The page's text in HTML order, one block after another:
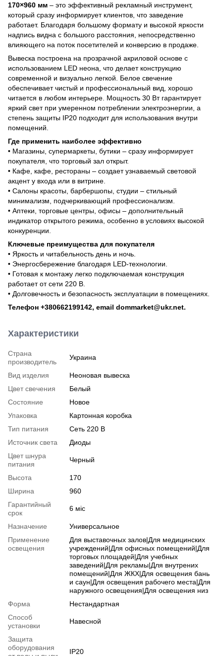
170×960 мм – это эффективный рекламный инструмент,
который сразу информирует клиентов, что заведение
работает. Благодаря большому формату и высокой яркости
надпись видна с большого расстояния, непосредственно
влияющего на поток посетителей и конверсию в продаже.
Вывеска построена на прозрачной акриловой основе с
использованием LED неона, что делает конструкцию
современной и визуально легкой. Белое свечение
обеспечивает чистый и профессиональный вид, хорошо
читается в любом интерьере. Мощность 30 Вт гарантирует
яркий свет при умеренном потреблении электроэнергии, а
степень защиты IP20 подходит для использования внутри
помещений.
Где применить наиболее эффективно
• Магазины, супермаркеты, бутики – сразу информирует
покупателя, что торговый зал открыт.
• Кафе, кафе, рестораны – создает узнаваемый световой
акцент у входа или в витрине.
• Салоны красоты, барбершопы, студии – стильный
минимализм, подчеркивающий профессионализм.
• Аптеки, торговые центры, офисы – дополнительный
индикатор открытого режима, особенно в условиях высокой
конкуренции.
Ключевые преимущества для покупателя
• Яркость и читабельность день и ночь.
• Энергосбережение благодаря LED-технологии.
• Готовая к монтажу легко подключаемая конструкция
работает от сети 220 В.
• Долговечность и безопасность эксплуатации в помещениях.
Телефон +380662199142, email dommarket@ukr.net.
Характеристики
Страна
производитель
Украина
Вид изделия
Неоновая вывеска
Цвет свечения
Белый
Состояние
Новое
Упаковка
Картонная коробка
Тип питания
Сеть 220 В
Источник света
Диоды
Цвет шнура
питания
Черный
Высота
170
Ширина
960
Гарантийный
срок
6 міс
Назначение
Универсальное
Применение
освещения
Для выставочных залов|Для медицинских
учреждений|Для офисных помещений|Для
торговых площадей|Для учебных
заведений|Для рекламы|Для внутрених
помещений|Для ЖКХ|Для освещения бань
и саун|Для освещения рабочего места|Для
наружного освещения|Для освещения низ
Форма
Нестандартная
Способ
установки
Навесной
Защита
оборудования
IP20